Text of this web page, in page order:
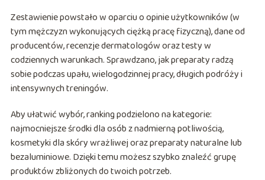
Zestawienie powstało w oparciu o opinie użytkowników (w
tym mężczyzn wykonujących ciężką pracę fizyczną), dane od
producentów, recenzje dermatologów oraz testy w
codziennych warunkach. Sprawdzano, jak preparaty radzą
sobie podczas upału, wielogodzinnej pracy, długich podróży i
intensywnych treningów.
Aby ułatwić wybór, ranking podzielono na kategorie:
najmocniejsze środki dla osób z nadmierną potliwością,
kosmetyki dla skóry wrażliwej oraz preparaty naturalne lub
bezaluminiowe. Dzięki temu możesz szybko znaleźć grupę
produktów zbliżonych do twoich potrzeb.